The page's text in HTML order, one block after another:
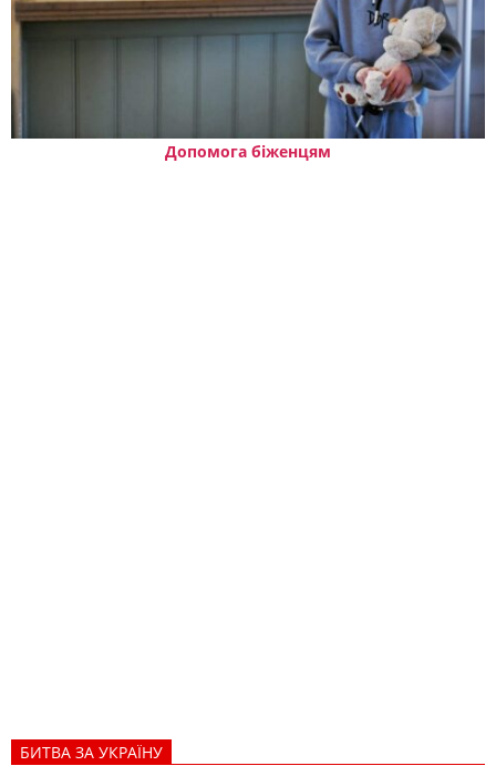
Допомога біженцям
БИТВА ЗА УКРАЇНУ